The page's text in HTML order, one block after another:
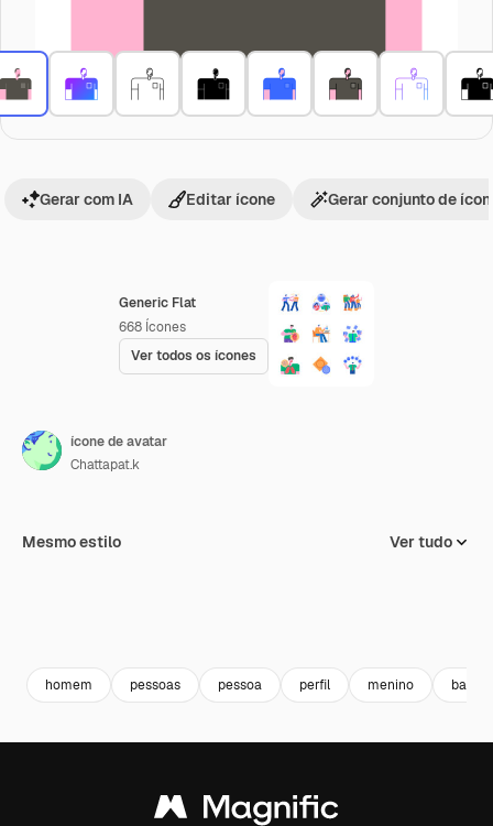
Generic Flat
668 Ícones
Ver todos os ícones
Gerar com IA Editar ícone Gerar conjunto de
ícone de avatar
Chattapat.k
Mesmo estilo Ver tudo
homem pessoas pessoa perfil menino barba